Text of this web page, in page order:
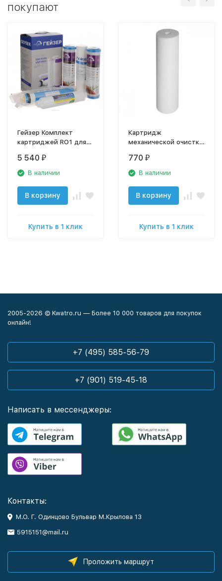
покупают
Гейзер Комплект
картриджей RO1 для
шт., 10 Slim Line
5 540 ₽
В наличии
В корзину
Купить в 1 клик
Картридж
механической очистки
770 ₽
В наличии
В корзину
Купить в 1 клик
2005-2026 © Kwatro.ru — Более 10 000 товаров для покупок
онлайн!
+7 (495) 585-56-79
+7 (901) 519-45-18
Написать в мессенджеры:
Контакты:
М.О. Г. Одинцово Бульвар М.Крылова 13
5915151@mail.ru
Проложить маршрут